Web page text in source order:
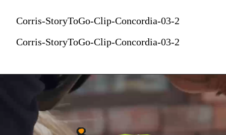
Corris-StoryToGo-Clip-Concordia-03-2
Corris-StoryToGo-Clip-Concordia-03-2